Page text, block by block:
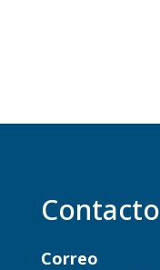
Contacto
Correo